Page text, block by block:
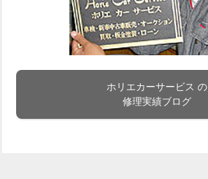
ホリエカーサービス の
修理実績ブログ